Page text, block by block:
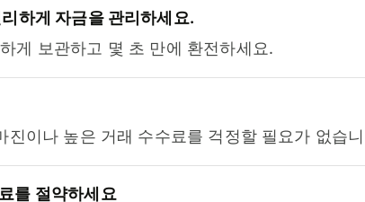
하게 자금을 관리하세요.
게 보관하고 몇 초 만에 환전하세요.
진이나 높은 거래 수수료를 걱정할 필요가 없습
를 절약하세요